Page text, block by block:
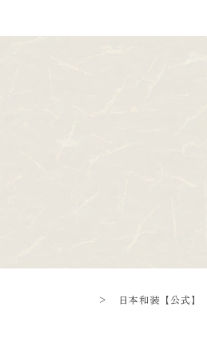
> 日本和装【公式】